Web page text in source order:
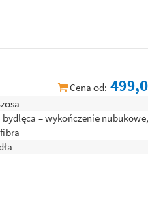
Cena od:
bydlęca – wykończenie nubukowe,